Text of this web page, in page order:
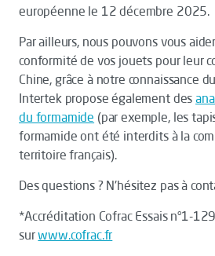
européenne le 12 décembre 2025.
Par ailleurs, nous pouvons vous
conformité de vos jouets pour leur
Chine, grâce à notre connaissance du
Intertek propose également des
du formamide (par exemple, les
formamide ont été interdits à la
territoire français).
Des questions ? N'hésitez pas à
*Accréditation Cofrac Essais n°1-
surwww.cofrac.fr​